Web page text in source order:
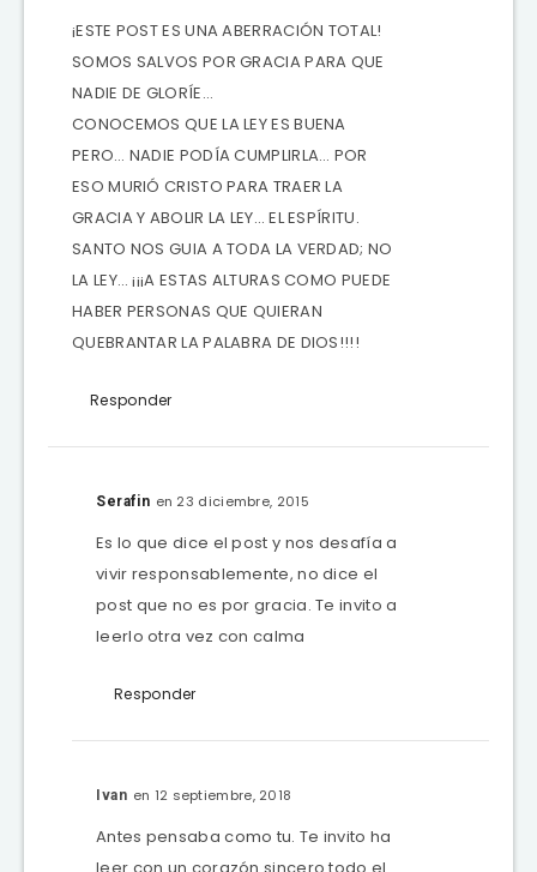
¡ESTE POST ES UNA ABERRACIÓN TOTAL!
SOMOS SALVOS POR GRACIA PARA QUE
NADIE DE GLORÍE…
CONOCEMOS QUE LA LEY ES BUENA
PERO… NADIE PODÍA CUMPLIRLA… POR
ESO MURIÓ CRISTO PARA TRAER LA
GRACIA Y ABOLIR LA LEY… EL ESPÍRITU.
SANTO NOS GUIA A TODA LA VERDAD; NO
LA LEY… ¡¡¡A ESTAS ALTURAS COMO PUEDE
HABER PERSONAS QUE QUIERAN
QUEBRANTAR LA PALABRA DE DIOS!!!!
Responder
Serafin en 23 diciembre, 2015
Es lo que dice el post y nos desafía a
vivir responsablemente, no dice el
post que no es por gracia. Te invito a
leerlo otra vez con calma
Responder
Ivan en 12 septiembre, 2018
Antes pensaba como tu. Te invito ha